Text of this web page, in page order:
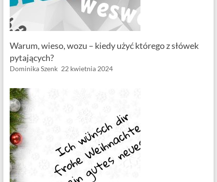
Warum, wieso, wozu – kiedy użyć którego z słówek
pytających?
Dominika Szenk 22 kwietnia 2024